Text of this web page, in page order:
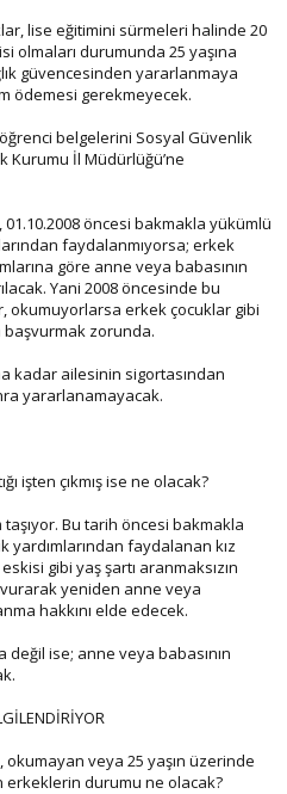
lise eğitimini sürmeleri halinde 20
olmaları durumunda 25 yaşına
güvencesinden yararlanmaya
ödemesi gerekmeyecek.
belgelerini Sosyal Güvenlik
Kurumu İl Müdürlüğü’ne
01.10.2008 öncesi bakmakla yükümlü
faydalanmıyorsa; erkek
göre anne veya babasının
Yani 2008 öncesinde bu
okumuyorlarsa erkek çocuklar gibi
başvurmak zorunda.
kadar ailesinin sigortasından
yararlanamayacak.
işten çıkmış ise ne olacak?
Bu tarih öncesi bakmakla
yardımlarından faydalanan kız
gibi yaş şartı aranmaksızın
yeniden anne veya
hakkını elde edecek.
ise; anne veya babasının
okumayan veya 25 yaşın üzerinde
erkeklerin durumu ne olacak?